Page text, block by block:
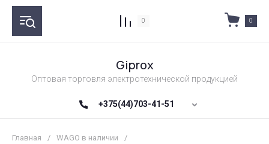
0 0
Giprox
Оптовая торговля электротехнической продукцией
+375(44)703-41-51
Главная / WAGO в наличии
/